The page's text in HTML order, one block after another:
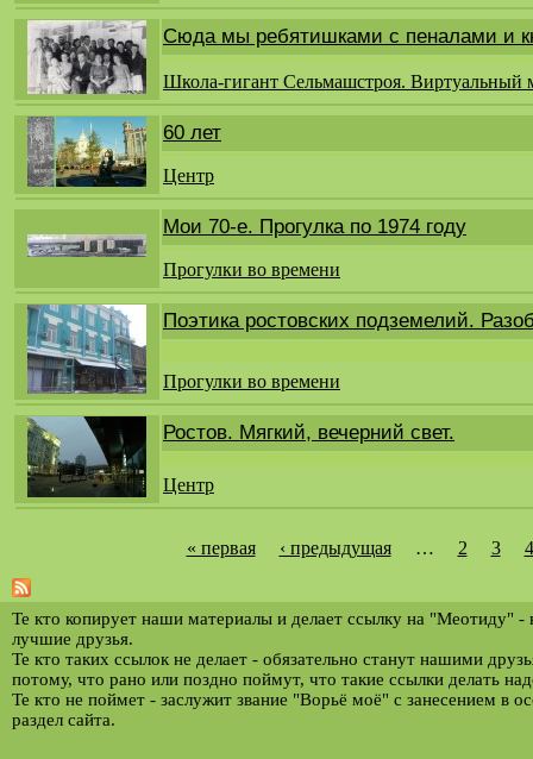
Сюда мы ребятишками с пеналами и
Школа-гигант Сельмашстроя. Виртуальный
60 лет
Центр
Мои 70-е. Прогулка по 1974 году
Прогулки во времени
Поэтика ростовских подземелий.
Прогулки во времени
Ростов. Мягкий, вечерний свет.
Центр
т
р
а
н
и
« первая ‹ предыдущая … 2 3 4
Те кто копирует наши материалы и делает ссылку на "Меотиду" -
лучшие друзья.
Те кто таких ссылок не делает - обязательно станут нашими
потому, что рано или поздно поймут, что такие ссылки делать
Те кто не поймет - заслужит звание "Ворьё моё" с занесением в
раздел сайта.